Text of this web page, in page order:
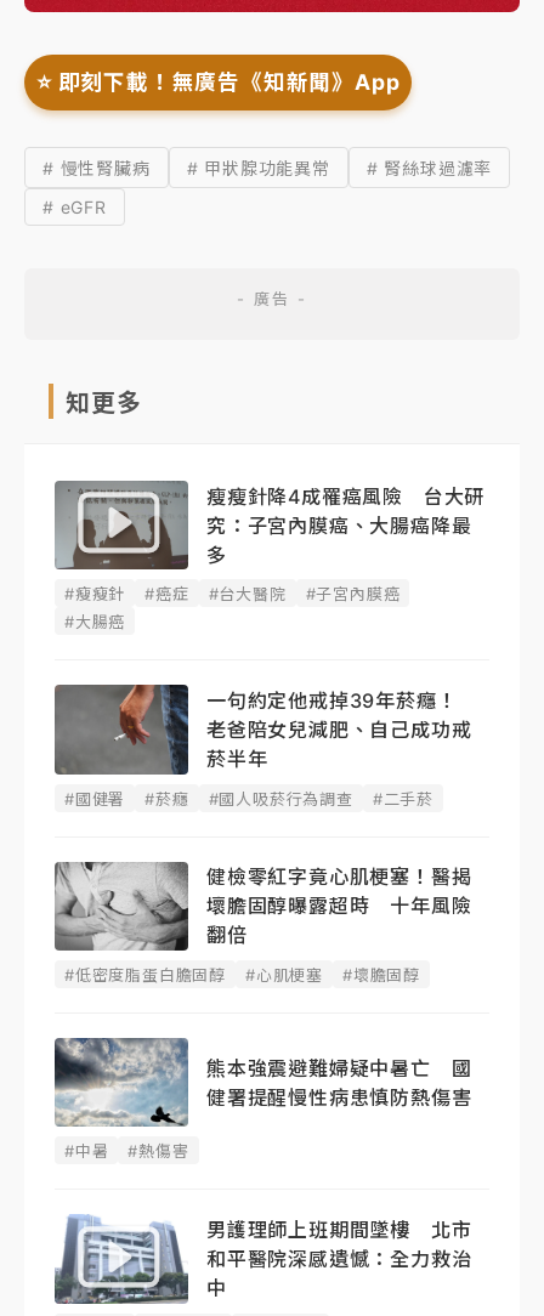
⭐️ 即刻下載！無廣告《知新聞》App
# 慢性腎臟病 # 甲狀腺功能異常
# 腎絲球過濾率
# eGFR
知更多
瘦瘦針降4成罹癌風險 台大研
究：子宮內膜癌、大腸癌降最
多
#瘦瘦針 #癌症 #台大醫院
#子宮內膜癌
#大腸癌
一句約定他戒掉39年菸癮！
老爸陪女兒減肥、自己成功戒
菸半年
#國健署 #菸癮 #國人吸菸行為調查 #二手菸
健檢零紅字竟心肌梗塞！醫揭
壞膽固醇曝露超時 十年風險
翻倍
#低密度脂蛋白膽固醇 #心肌梗塞 #壞膽固醇
熊本強震避難婦疑中暑亡 國
健署提醒慢性病患慎防熱傷害
#中暑 #熱傷害
男護理師上班期間墜樓 北市
和平醫院深感遺憾：全力救治
中